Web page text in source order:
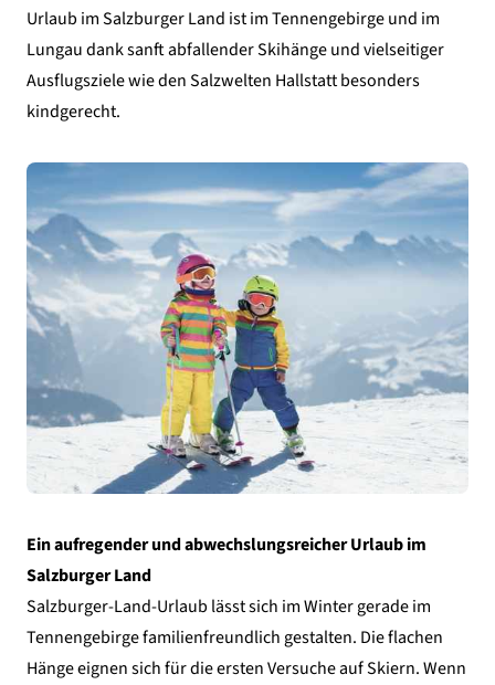
Urlaub im Salzburger Land ist im Tennengebirge und im
Lungau dank sanft abfallender Skihänge und vielseitiger
Ausflugsziele wie den Salzwelten Hallstatt besonders
kindgerecht.
Ein aufregender und abwechslungsreicher Urlaub im
Salzburger Land
Salzburger-Land-Urlaub lässt sich im Winter gerade im
Tennengebirge familienfreundlich gestalten. Die flachen
Hänge eignen sich für die ersten Versuche auf Skiern. Wenn